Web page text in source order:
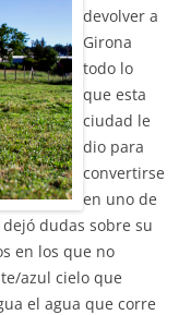
devolver a
Girona
todo lo
que esta
ciudad le
dio para
convertirse
en uno de
dudas sobre su
en los que no
azul cielo que
el agua que corre